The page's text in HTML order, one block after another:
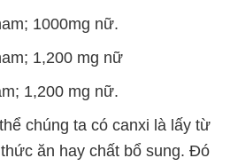
1000mg nữ.
1,200 mg nữ
1,200 mg nữ.
chúng ta có canxi là lấy từ
ăn hay chất bổ sung. Đó